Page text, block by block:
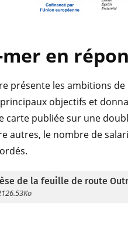
en
présente les ambitions
objectifs et
carte publiée sur une
autres, le nombre de
de la feuille de route